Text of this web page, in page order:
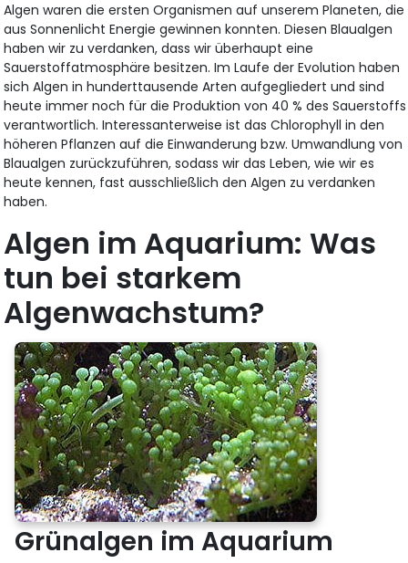
Algen waren die ersten Organismen auf unserem Planeten, die
aus Sonnenlicht Energie gewinnen konnten. Diesen Blaualgen
haben wir zu verdanken, dass wir überhaupt eine
Sauerstoffatmosphäre besitzen. Im Laufe der Evolution haben
sich Algen in hunderttausende Arten aufgegliedert und sind
heute immer noch für die Produktion von 40 % des Sauerstoffs
verantwortlich. Interessanterweise ist das Chlorophyll in den
höheren Pflanzen auf die Einwanderung bzw. Umwandlung von
Blaualgen zurückzuführen, sodass wir das Leben, wie wir es
heute kennen, fast ausschließlich den Algen zu verdanken
haben.
Algen im Aquarium: Was
tun bei starkem
Algenwachstum?
Grünalgen im Aquarium